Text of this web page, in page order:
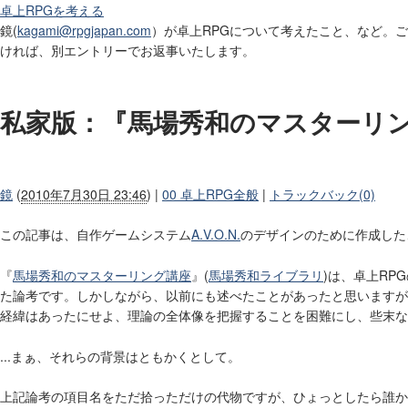
卓上RPGを考える
鏡(kagami@rpgjapan.com）が卓上RPGについて考えたこと、など。
ければ、別エントリーでお返事いたします。
私家版：『馬場秀和のマスターリ
鏡 (2010年7月30日 23:46) | 00 卓上RPG全般 | トラックバック(0)
この記事は、自作ゲームシステムA.V.O.N.のデザインのために作成し
『馬場秀和のマスターリング講座 』(馬場秀和ライブラリ)は、卓上
た論考です。しかしながら、以前にも述べたことがあったと思いま
経緯はあったにせよ、理論の全体像を把握することを困難にし、些末
...まぁ、それらの背景はともかくとして。
上記論考の項目名をただ拾っただけの代物ですが、ひょっとしたら誰